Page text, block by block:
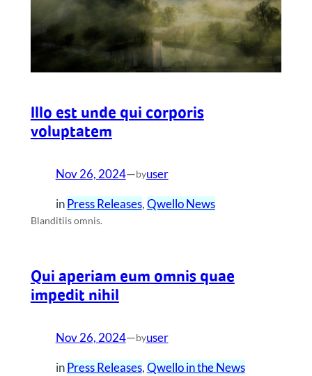
Illo est unde qui corporis
voluptatem
Nov 26, 2024—byuser
inPress Releases, Qwello News
Blanditiis omnis.
Qui aperiam eum omnis quae
impedit nihil
Nov 26, 2024—byuser
inPress Releases, Qwello in the News